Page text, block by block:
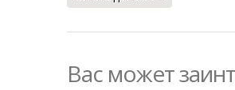
Вас может